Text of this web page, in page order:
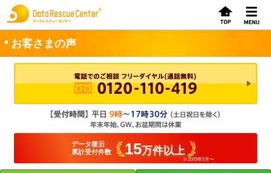
お客さまの声
データ復旧
累計受付件数
15万件以上
※2005年5月〜
お申込方法
お問合せ
初めてのお客さまへ
サービスの流れ